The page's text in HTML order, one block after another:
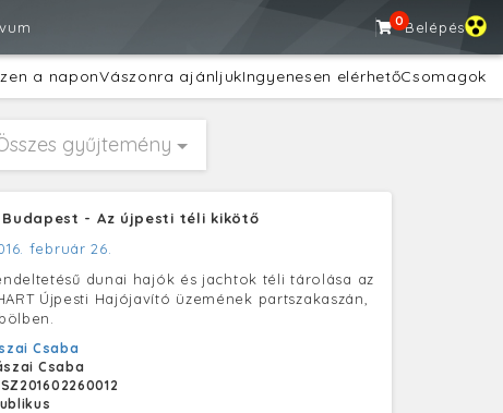
0Belépés
a naponVászonra ajánljukIngyenesen elérhetőCsomagok
gyűjtemény
- Az újpesti téli kikötő
február 26.
dunai hajók és jachtok téli tárolása az
Újpesti Hajójavító üzemének partszakaszán,
Csaba
Csaba